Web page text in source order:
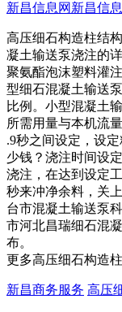
新昌信息网 新昌信
高压细石构造柱结
凝土输送泵浇注的
聚氨酯泡沫塑料灌
型细石混凝土输送
比例。小型混凝土
所需用量与本机流
.9秒之间设定，设
少钱？浇注时间设
浇注，在达到设定
秒来冲净余料，关
台市混凝土输送泵
市河北昌瑞细石混
布。
更多高压细石构造
新昌商务服务 高压